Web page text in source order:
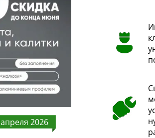
апреля 2026